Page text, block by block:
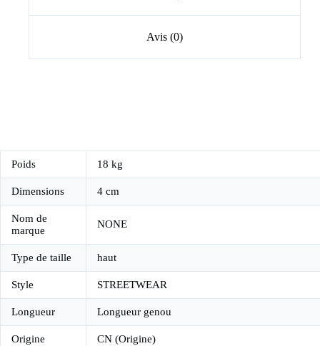
Avis (0)
Poids 18 kg
Dimensions 4 cm
Nom de
marque
NONE
Type de taille haut
Style STREETWEAR
Longueur Longueur genou
Origine CN (Origine)